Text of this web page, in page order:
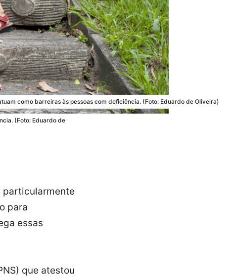
como barreiras às pessoas com deficiência. (Foto: Eduardo de Oliveira)
(Foto: Eduardo de
particularmente
para
essas
que atestou